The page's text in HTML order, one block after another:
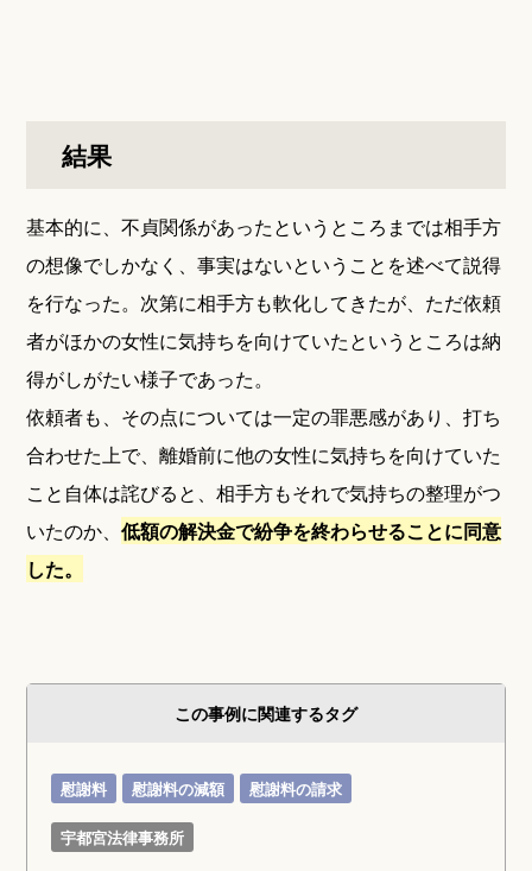
結果
基本的に、不貞関係があったというところまでは相手方
の想像でしかなく、事実はないということを述べて説得
を行なった。次第に相手方も軟化してきたが、ただ依頼
者がほかの女性に気持ちを向けていたというところは納
得がしがたい様子であった。
依頼者も、その点については一定の罪悪感があり、打ち
合わせた上で、離婚前に他の女性に気持ちを向けていた
こと自体は詫びると、相手方もそれで気持ちの整理がつ
いたのか、低額の解決金で紛争を終わらせることに同意
した。
この事例に関連するタグ
慰謝料 慰謝料の減額 慰謝料の請求
宇都宮法律事務所